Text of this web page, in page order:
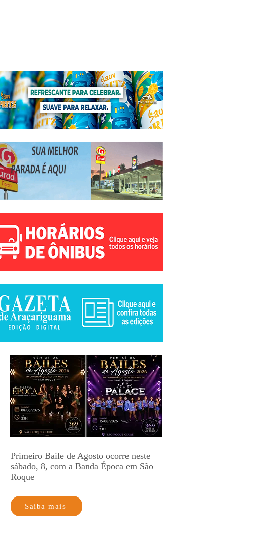
Primeiro Baile de Agosto ocorre neste
sábado, 8, com a Banda Época em São
Roque
Saiba mais